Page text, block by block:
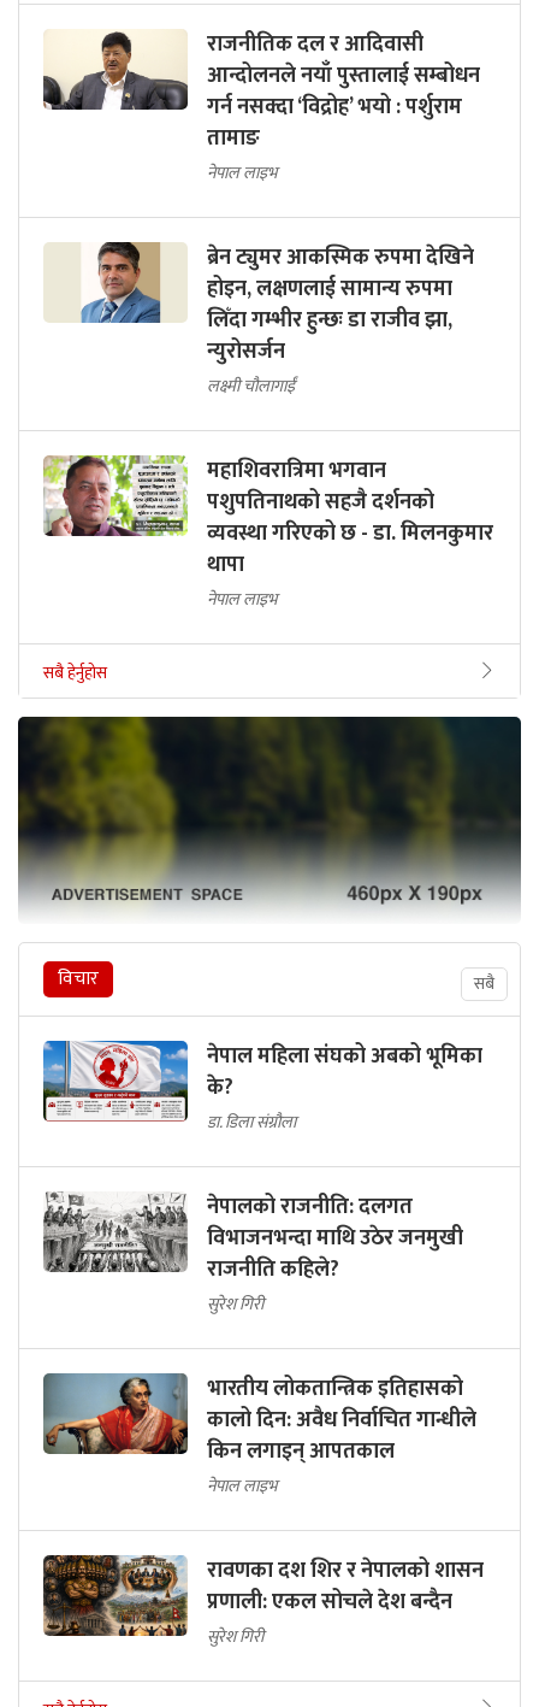
राजनीतिक दल र आदिवासी
आन्दोलनले नयाँ पुस्तालाई सम्बोधन
गर्न नसक्दा ‘विद्रोह’ भयो : पर्शुराम
तामाङ
नेपाल लाइभ
ब्रेन ट्युमर आकस्मिक रुपमा देखिने
होइन, लक्षणलाई सामान्य रुपमा
लिँदा गम्भीर हुन्छः डा राजीव झा,
न्युरोसर्जन
लक्ष्मी चौलागाईं
महाशिवरात्रिमा भगवान
पशुपतिनाथको सहजै दर्शनको
व्यवस्था गरिएको छ - डा. मिलनकुमार
थापा
नेपाल लाइभ
सबै हेर्नुहोस
विचार सबै
नेपाल महिला संघको अबको भूमिका
के?
डा. डिला संग्रौला
नेपालको राजनीति: दलगत
विभाजनभन्दा माथि उठेर जनमुखी
राजनीति कहिले?
सुरेश गिरी
भारतीय लोकतान्त्रिक इतिहासको
कालो दिन: अवैध निर्वाचित गान्धीले
किन लगाइन् आपतकाल
नेपाल लाइभ
रावणका दश शिर र नेपालको शासन
प्रणाली: एकल सोचले देश बन्दैन
सुरेश गिरी